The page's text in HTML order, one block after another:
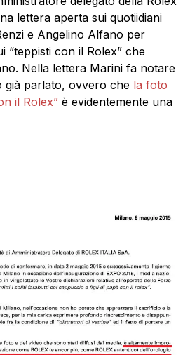
lettera aperta sui quotiidiani
e Angelino Alfano per
“teppisti con il Rolex” che
Nella lettera Marini fa notare
già parlato, ovvero che la foto
il Rolex” è evidentemente una